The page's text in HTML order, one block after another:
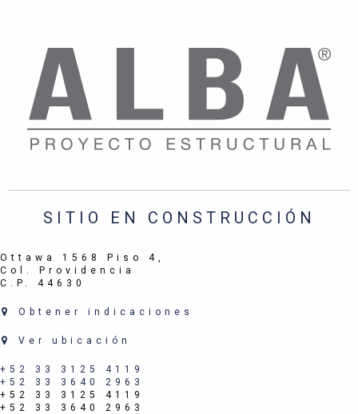
SITIO EN CONSTRUCCIÓN
Ottawa 1568 Piso 4,
Col. Providencia
C.P. 44630
Obtener indicaciones
Ver ubicación
+52 33 3125 4119
+52 33 3640 2963
+52 33 3125 4119
+52 33 3640 2963